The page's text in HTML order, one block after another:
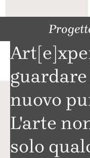
nuovo
L'arte
solo